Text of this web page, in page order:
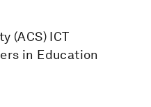
(ACS) ICT
in Education